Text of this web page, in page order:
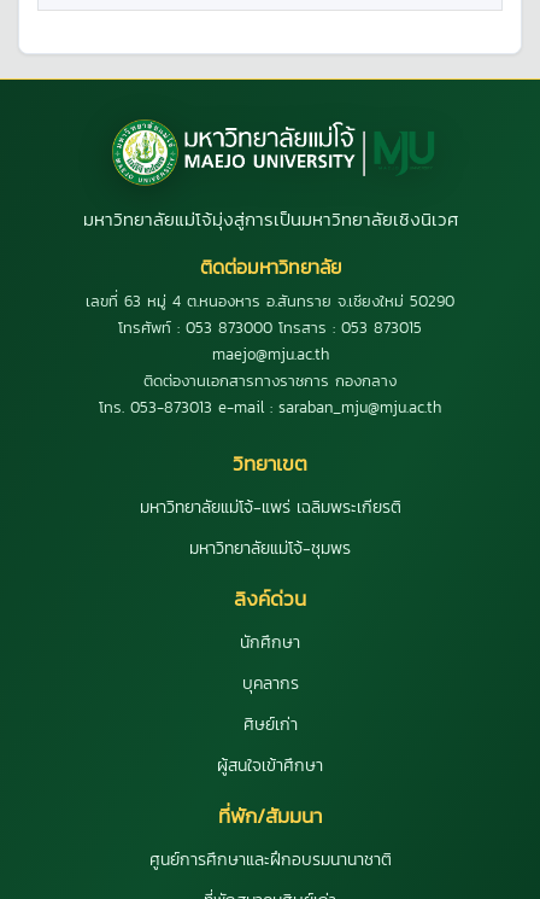
มหาวิทยาลัยแม่โจ้มุ่งสู่การเป็นมหาวิทยาลัยเชิงนิเวศ
ติดต่อมหาวิทยาลัย
เลขที่ 63 หมู่ 4 ต.หนองหาร อ.สันทราย จ.เชียงใหม่ 50290
โทรศัพท์ : 053 873000 โทรสาร : 053 873015
maejo@mju.ac.th
ติดต่องานเอกสารทางราชการ กองกลาง
โทร. 053-873013 e-mail : saraban_mju@mju.ac.th
วิทยาเขต
มหาวิทยาลัยแม่โจ้-แพร่ เฉลิมพระเกียรติ
มหาวิทยาลัยแม่โจ้-ชุมพร
ลิงค์ด่วน
นักศึกษา
บุคลากร
ศิษย์เก่า
ผู้สนใจเข้าศึกษา
ที่พัก/สัมมนา
ศูนย์การศึกษาและฝึกอบรมนานาชาติ